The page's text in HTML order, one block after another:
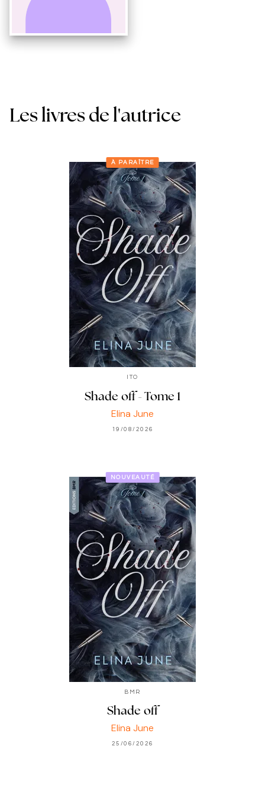
Les livres de l'autrice
À PARAÎTRE
ITO
Shade off - Tome 1
Elina June
19/08/2026
NOUVEAUTÉ
BMR
Shade off
Elina June
25/06/2026